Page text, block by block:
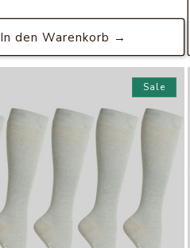
In den Warenkorb →
Sale